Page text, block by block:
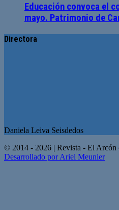
Educación convoca el
mayo. Patrimonio de
Directora
Daniela Leiva Seisdedos
© 2014 - 2026 | Revista - El
Desarrollado por Ariel Meunier